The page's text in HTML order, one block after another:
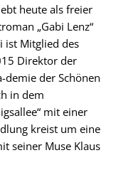
heute als freier
„Gabi Lenz“
ist Mitglied des
Direktor der
demie der Schönen
in dem
mit einer
kreist um eine
seiner Muse Klaus